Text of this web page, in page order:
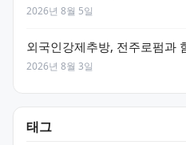
2026년 8월 5일
외국인강제추방, 전주로펌과
2026년 8월 3일
태그